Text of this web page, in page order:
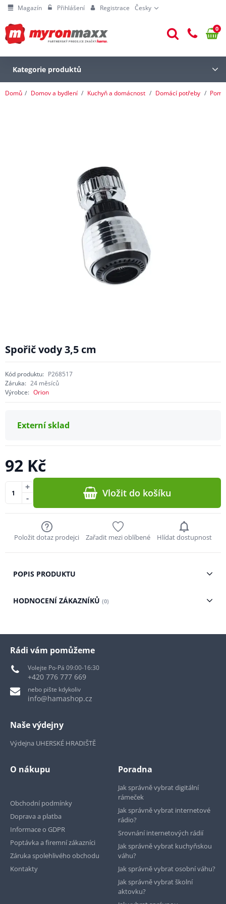
Magazín Přihlášení Registrace Česky
0
Kategorie produktů
Domů Domov a bydlení Kuchyň a domácnost Domácí potřeby
Spořič vody 3,5 cm
Kód produktu: P268517
Záruka: 24 měsíců
Výrobce: Orion
Externí sklad
92 Kč
-
+ Vložit do košíku
Položit dotaz prodejci Zařadit mezi oblíbené Hlídat dostupnost
POPIS PRODUKTU
HODNOCENÍ ZÁKAZNÍKŮ (0)
Rádi vám pomůžeme
Volejte Po-Pá 09:00-16:30
+420 776 777 669
nebo pište kdykoliv
info@hamashop.cz
Naše výdejny
Výdejna UHERSKÉ HRADIŠTĚ
O nákupu
Obchodní podmínky
Doprava a platba
Informace o GDPR
Poptávka a firemní zákazníci
Záruka spolehlivého obchodu
Kontakty
Poradna
Jak správně vybrat digitální
rámeček
Jak správně vybrat internetové
rádio?
Srovnání internetových rádií
Jak správně vybrat kuchyňskou
váhu?
Jak správně vybrat osobní váhu?
Jak správně vybrat školní
aktovku?